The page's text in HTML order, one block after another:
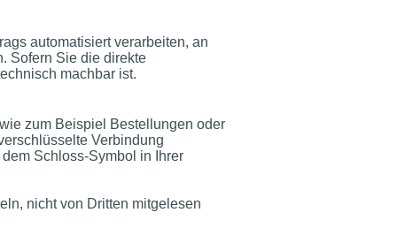
automatisiert verarbeiten, an
Sofern Sie die direkte
machbar ist.
zum Beispiel Bestellungen oder
Verbindung
dem Schloss-Symbol in Ihrer
nicht von Dritten mitgelesen